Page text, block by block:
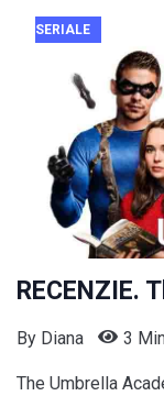
SERIALE
RECENZIE.
By Diana 3
The Umbrella